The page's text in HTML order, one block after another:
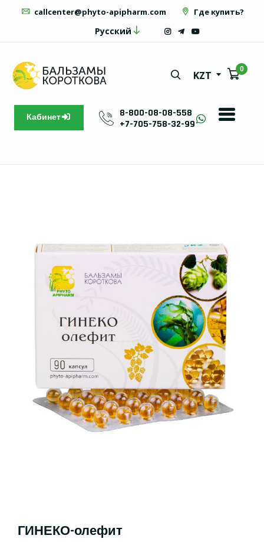
callcenter@phyto-apipharm.com Где купить?
Русский
KZT
0
Кабинет
8-800-08-08-558
+7-705-758-32-99
ГИНЕКО-олефит